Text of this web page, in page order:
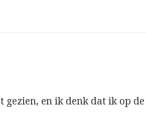
gezien, en ik denk dat ik op de